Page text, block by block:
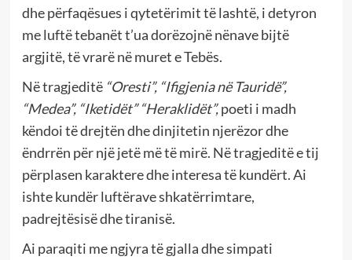
dhe përfaqësues i qytetërimit të lashtë, i detyron
me luftë tebanët t’ua dorëzojnë nënave bijtë
argjitë, të vrarë në muret e Tebës.
Në tragjeditë “Oresti”, “Ifigjenia në Tauridë”,
“Medea”, “Iketidët” “Heraklidët”, poeti i madh
këndoi të drejtën dhe dinjitetin njerëzor dhe
ëndrrën për një jetë më të mirë. Në tragjeditë e tij
përplasen karaktere dhe interesa të kundërt. Ai
ishte kundër luftërave shkatërrimtare,
padrejtësisë dhe tiranisë.
Ai paraqiti me ngjyra të gjalla dhe simpati